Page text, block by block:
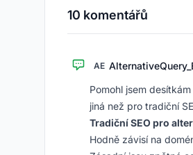
10 komentářů
AE
Pomohl jsem
jiná než pro tradiční
Tradiční SEO pro
Hodně závisí na